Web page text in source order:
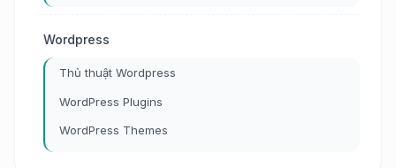
Wordpress
Thủ thuật Wordpress
WordPress Plugins
WordPress Themes